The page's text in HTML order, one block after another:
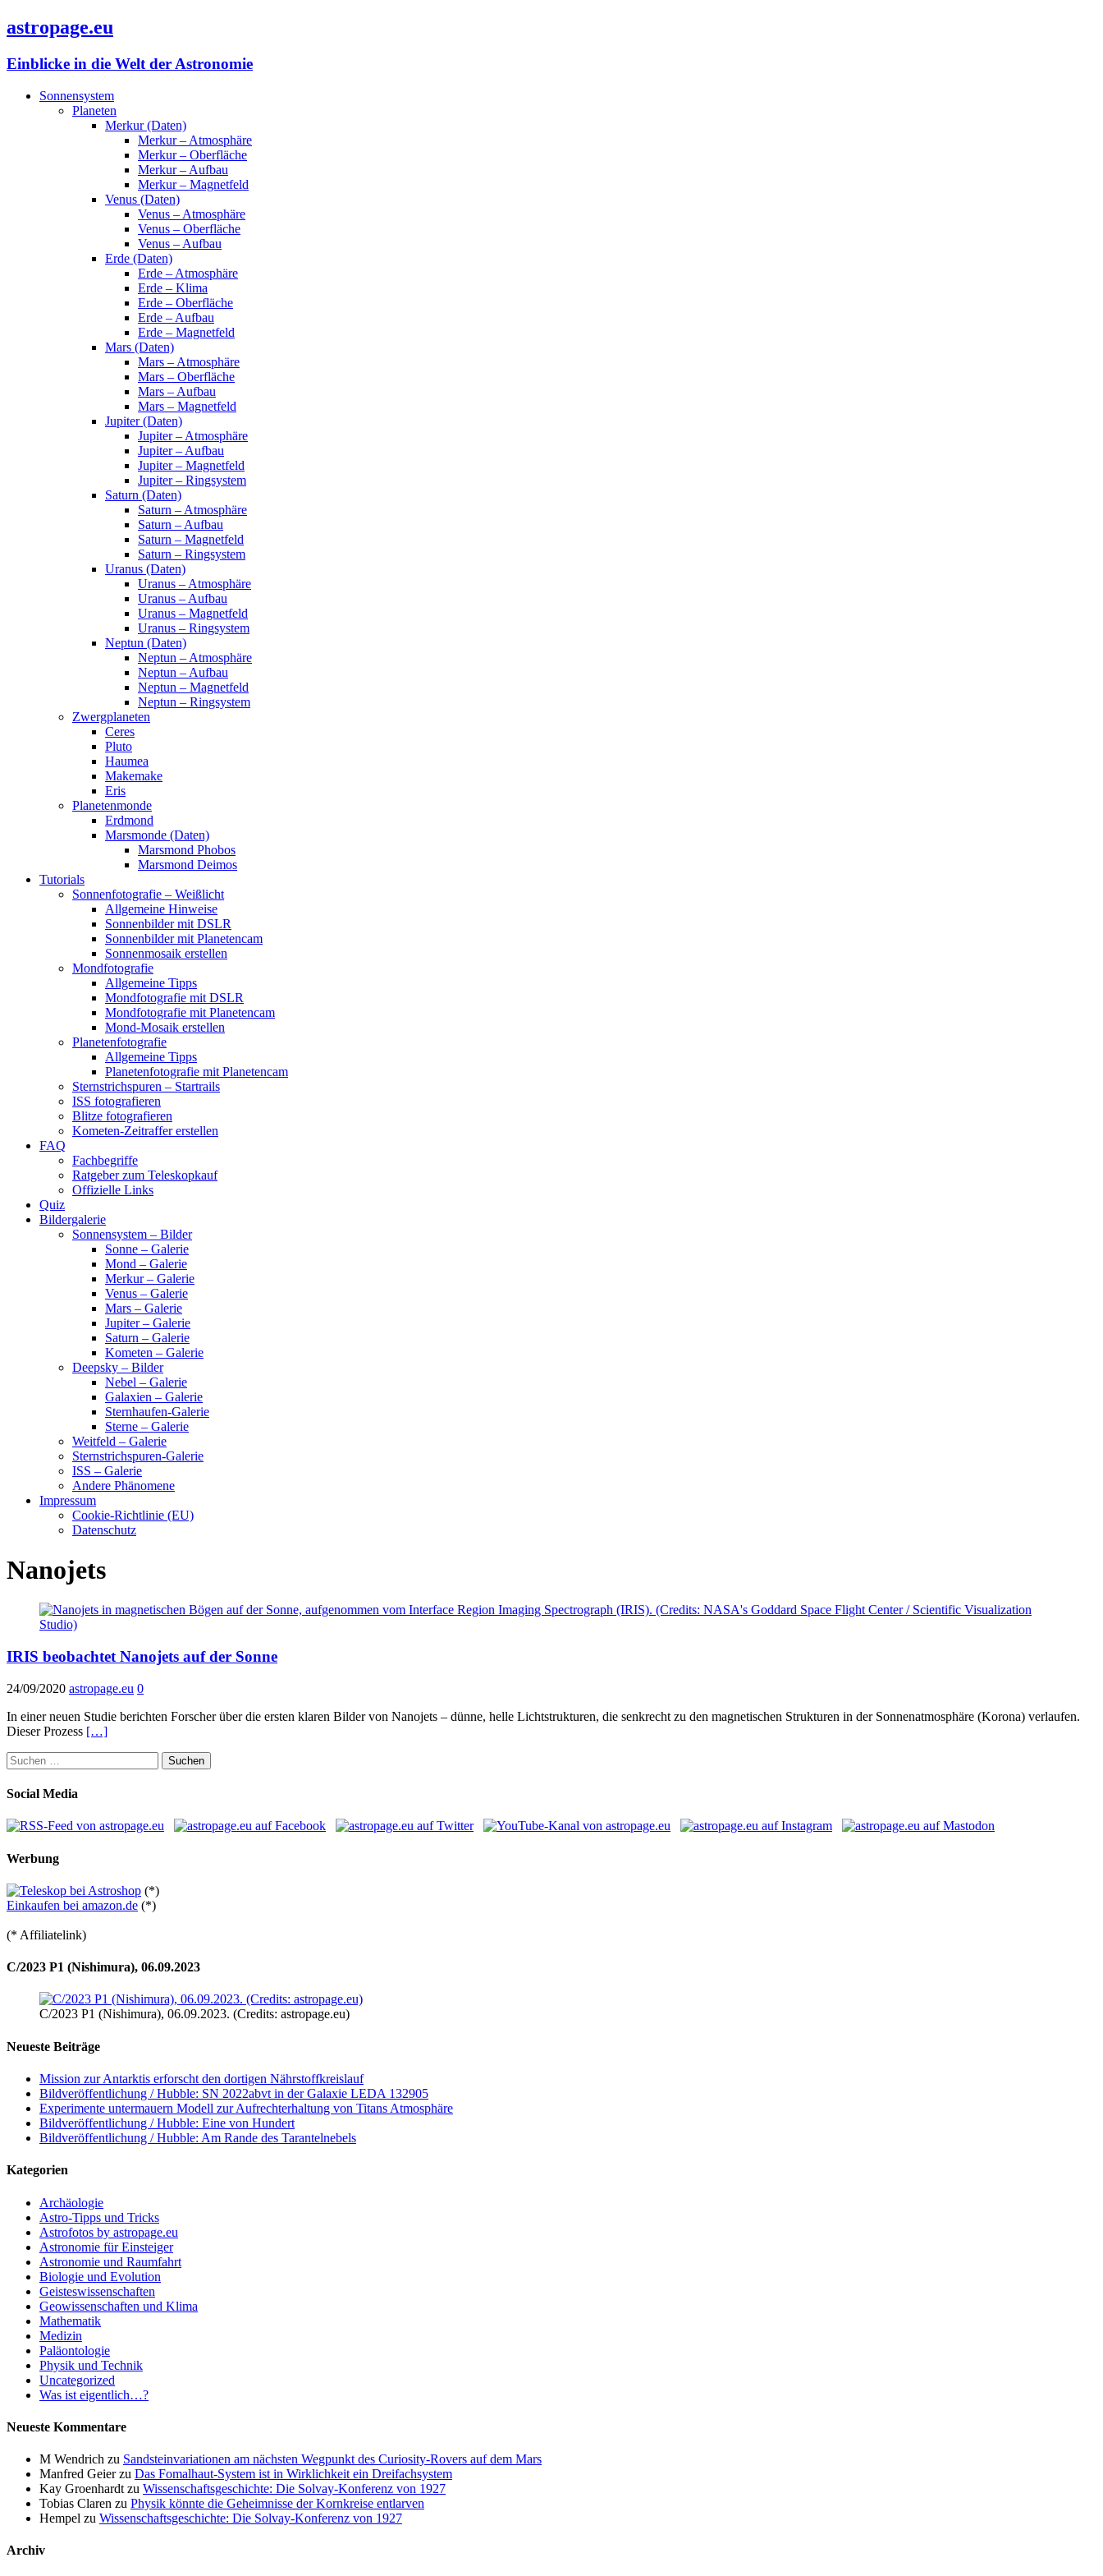
astropage.eu
Einblicke in die Welt der Astronomie
Sonnensystem
Planeten
Merkur (Daten)
Merkur – Atmosphäre
Merkur – Oberfläche
Merkur – Aufbau
Merkur – Magnetfeld
Venus (Daten)
Venus – Atmosphäre
Venus – Oberfläche
Venus – Aufbau
Erde (Daten)
Erde – Atmosphäre
Erde – Klima
Erde – Oberfläche
Erde – Aufbau
Erde – Magnetfeld
Mars (Daten)
Mars – Atmosphäre
Mars – Oberfläche
Mars – Aufbau
Mars – Magnetfeld
Jupiter (Daten)
Jupiter – Atmosphäre
Jupiter – Aufbau
Jupiter – Magnetfeld
Jupiter – Ringsystem
Saturn (Daten)
Saturn – Atmosphäre
Saturn – Aufbau
Saturn – Magnetfeld
Saturn – Ringsystem
Uranus (Daten)
Uranus – Atmosphäre
Uranus – Aufbau
Uranus – Magnetfeld
Uranus – Ringsystem
Neptun (Daten)
Neptun – Atmosphäre
Neptun – Aufbau
Neptun – Magnetfeld
Neptun – Ringsystem
Zwergplaneten
Ceres
Pluto
Haumea
Makemake
Eris
Planetenmonde
Erdmond
Marsmonde (Daten)
Marsmond Phobos
Marsmond Deimos
Tutorials
Sonnenfotografie – Weißlicht
Allgemeine Hinweise
Sonnenbilder mit DSLR
Sonnenbilder mit Planetencam
Sonnenmosaik erstellen
Mondfotografie
Allgemeine Tipps
Mondfotografie mit DSLR
Mondfotografie mit Planetencam
Mond-Mosaik erstellen
Planetenfotografie
Allgemeine Tipps
Planetenfotografie mit Planetencam
Sternstrichspuren – Startrails
ISS fotografieren
Blitze fotografieren
Kometen-Zeitraffer erstellen
FAQ
Fachbegriffe
Ratgeber zum Teleskopkauf
Offizielle Links
Quiz
Bildergalerie
Sonnensystem – Bilder
Sonne – Galerie
Mond – Galerie
Merkur – Galerie
Venus – Galerie
Mars – Galerie
Jupiter – Galerie
Saturn – Galerie
Kometen – Galerie
Deepsky – Bilder
Nebel – Galerie
Galaxien – Galerie
Sternhaufen-Galerie
Sterne – Galerie
Weitfeld – Galerie
Sternstrichspuren-Galerie
ISS – Galerie
Andere Phänomene
Impressum
Cookie-Richtlinie (EU)
Datenschutz
Nanojets
IRIS beobachtet Nanojets auf der Sonne
24/09/2020 astropage.eu 0
In einer neuen Studie berichten Forscher über die ersten klaren Bilder von Nanojets – dünne, helle Lichtstrukturen, die senkrecht zu den magnetischen Strukturen in der Sonnenatmosphäre (Korona) verlaufen.
Dieser Prozess […]
Suchen
nach:
Social Media
Werbung
(*)
Einkaufen bei amazon.de (*)
(* Affiliatelink)
C/2023 P1 (Nishimura), 06.09.2023
C/2023 P1 (Nishimura), 06.09.2023. (Credits: astropage.eu)
Neueste Beiträge
Mission zur Antarktis erforscht den dortigen Nährstoffkreislauf
Bildveröffentlichung / Hubble: SN 2022abvt in der Galaxie LEDA 132905
Experimente untermauern Modell zur Aufrechterhaltung von Titans Atmosphäre
Bildveröffentlichung / Hubble: Eine von Hundert
Bildveröffentlichung / Hubble: Am Rande des Tarantelnebels
Kategorien
Archäologie
Astro-Tipps und Tricks
Astrofotos by astropage.eu
Astronomie für Einsteiger
Astronomie und Raumfahrt
Biologie und Evolution
Geisteswissenschaften
Geowissenschaften und Klima
Mathematik
Medizin
Paläontologie
Physik und Technik
Uncategorized
Was ist eigentlich…?
Neueste Kommentare
M Wendrich zu Sandsteinvariationen am nächsten Wegpunkt des Curiosity-Rovers auf dem Mars
Manfred Geierzu Das Fomalhaut-System ist in Wirklichkeit ein Dreifachsystem
Kay Groenhardt zu Wissenschaftsgeschichte: Die Solvay-Konferenz von 1927
Tobias Claren zu Physik könnte die Geheimnisse der Kornkreise entlarven
Hempel zu Wissenschaftsgeschichte: Die Solvay-Konferenz von 1927
Archiv